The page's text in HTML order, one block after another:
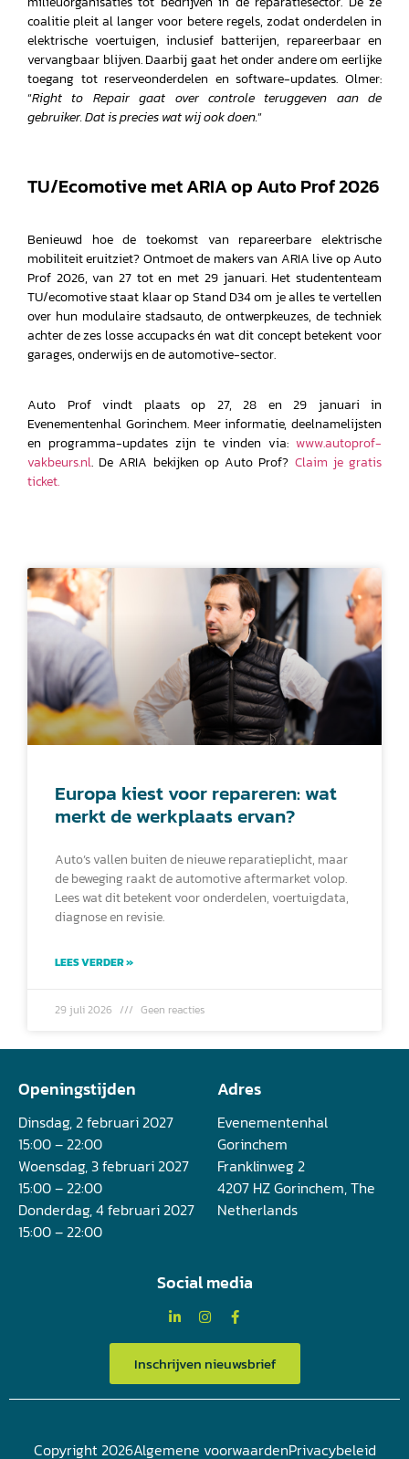
coalitie pleit al langer voor betere regels, zodat onderdelen in
elektrische voertuigen, inclusief batterijen, repareerbaar en
vervangbaar blijven. Daarbij gaat het onder andere om eerlijke
toegang tot reserveonderdelen en software-updates. Olmer:
“Right to Repair gaat over controle teruggeven aan de
gebruiker.Dat is precies wat wij ook doen.”
TU/Ecomotive met ARIA op Auto Prof 2026
Benieuwd hoe de toekomst van repareerbare elektrische
mobiliteit eruitziet? Ontmoet de makers van ARIA live op Auto
Prof 2026, van 27 tot en met 29 januari. Het studententeam
TU/ecomotive staat klaar op Stand D34 om je alles te vertellen
over hun modulaire stadsauto, de ontwerpkeuzes, de techniek
achter de zes losse accupacks én wat dit concept betekent voor
garages, onderwijs en de automotive-sector.
Auto Prof vindt plaats op 27, 28 en 29 januari in
Evenementenhal Gorinchem. Meer informatie, deelnamelijsten
en programma-updates zijn te vinden via: www.autoprof-
vakbeurs.nl. De ARIA bekijken op Auto Prof? Claim je gratis
ticket.
Europa kiest voor repareren: wat
merkt de werkplaats ervan?
Auto’s vallen buiten de nieuwe reparatieplicht, maar
de beweging raakt de automotive aftermarket volop.
Lees wat dit betekent voor onderdelen, voertuigdata,
diagnose en revisie.
LEES VERDER »
29 juli 2026 Geen reacties
Openingstijden
Dinsdag, 2 februari 2027
15:00 – 22:00
Woensdag, 3 februari 2027
15:00 – 22:00
Donderdag, 4 februari 2027
15:00 – 22:00
Adres
Evenementenhal
Gorinchem
Franklinweg 2
4207 HZ Gorinchem, The
Netherlands
Social media
Inschrijven nieuwsbrief
Copyright 2026Algemene voorwaardenPrivacybeleid